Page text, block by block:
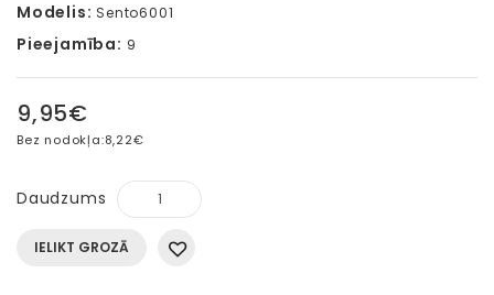
Modelis: Sento6001
Pieejamība: 9
9,95€
Bez nodokļa:8,22€
Daudzums
IELIKT GROZĀ